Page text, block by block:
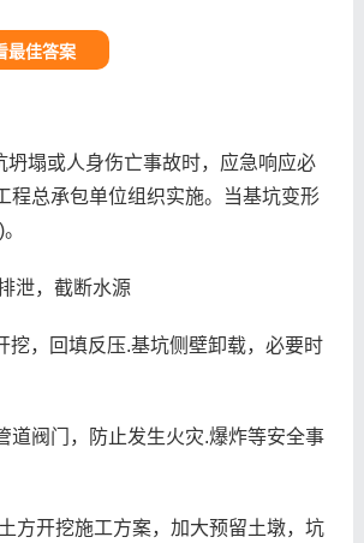
最佳答案
坍塌或人身伤亡事故时，应急响应必
程总承包单位组织实施。当基坑变形
泄，截断水源
挖，回填反压.基坑侧壁卸载，必要时
道阀门，防止发生火灾.爆炸等安全事
方开挖施工方案，加大预留土墩，坑